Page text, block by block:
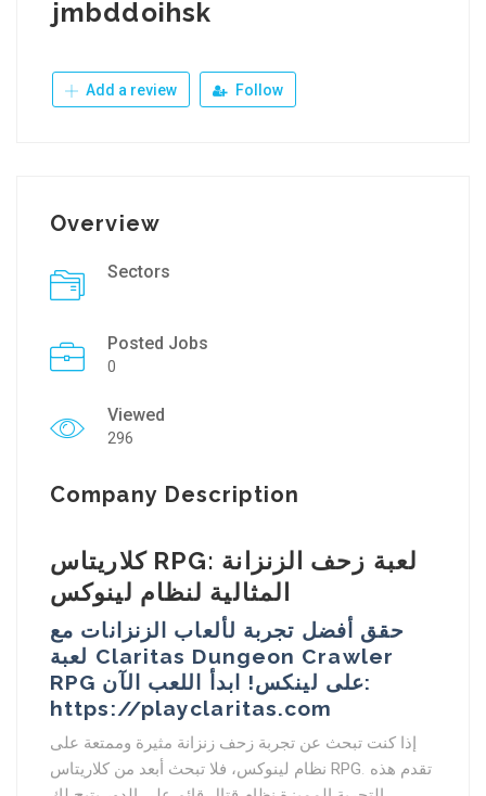
jmbddoihsk
Add a review Follow
Overview
Sectors
Posted Jobs
0
Viewed
296
Company Description
كلاريتاس RPG: لعبة زحف الزنزانة
المثالية لنظام لينوكس
حقق أفضل تجربة لألعاب الزنزانات مع
لعبة Claritas Dungeon Crawler
RPG على لينكس! ابدأ اللعب الآن:
https://playclaritas.com
إذا كنت تبحث عن تجربة زحف زنزانة مثيرة وممتعة على
نظام لينوكس، فلا تبحث أبعد من كلاريتاس RPG. تقدم هذه